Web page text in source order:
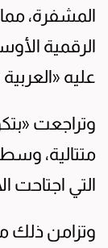
المشفرة،
الرقمية
عليه «العربية Business».
متتالية،
التي اجتاحت
وتزامن